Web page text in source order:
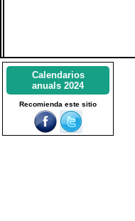
Calendarios
anuals 2024
Recomienda este sitio